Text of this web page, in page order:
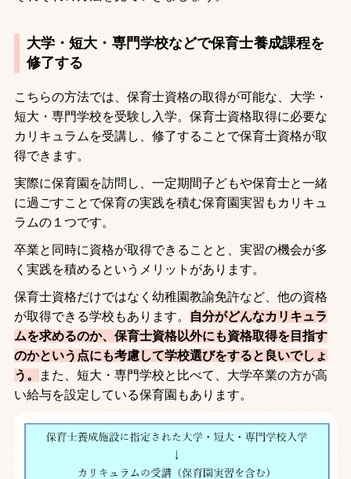
大学・短大・専門学校などで保育士養成課程を
修了する
こちらの方法では、保育士資格の取得が可能な、大学・
短大・専門学校を受験し入学。保育士資格取得に必要な
カリキュラムを受講し、修了することで保育士資格が取
得できます。
実際に保育園を訪問し、一定期間子どもや保育士と一緒
に過ごすことで保育の実践を積む保育園実習もカリキュ
ラムの１つです。
卒業と同時に資格が取得できることと、実習の機会が多
く実践を積めるというメリットがあります。
保育士資格だけではなく幼稚園教諭免許など、他の資格
が取得できる学校もあります。
自分がどんなカリキュラ
ムを求めるのか、保育士資格以外にも資格取得を目指す
のかという点にも考慮して学校選びをすると良いでしょ
う。
また、短大・専門学校と比べて、大学卒業の方が高
い給与を設定している保育園もあります。